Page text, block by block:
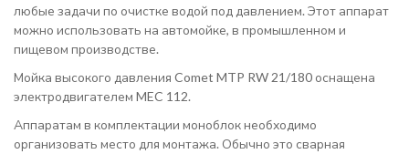
любые задачи по очистке водой под давлением. Этот аппарат
можно использовать на автомойке, в промышленном и
пищевом производстве.
Мойка высокого давления Comet MTP RW 21/180 оснащена
электродвигателем MEC 112.
Аппаратам в комплектации моноблок необходимо
организовать место для монтажа. Обычно это сварная